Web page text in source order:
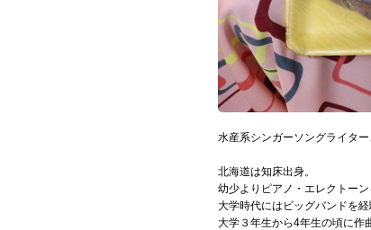
水産系シンガーソングライター
北海道は知床出身。
幼少よりピアノ・エレクトー
大学時代にはビッグバンドを
大学３年生から4年生の頃に作